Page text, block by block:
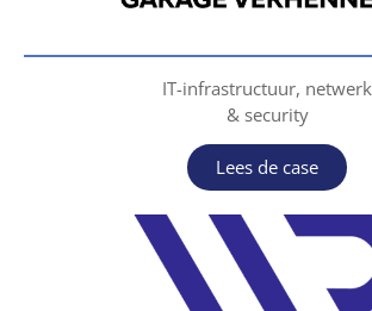
IT-infrastructuur, netwerk
& security
Lees de case